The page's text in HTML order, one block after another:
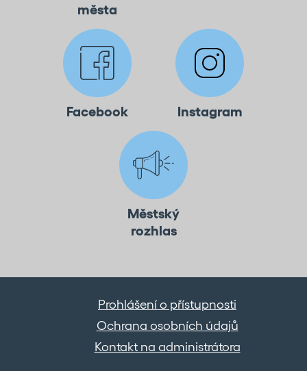
města
Facebook Instagram
Městský
rozhlas
Prohlášení o přístupnosti
Ochrana osobních údajů
Kontakt na administrátora